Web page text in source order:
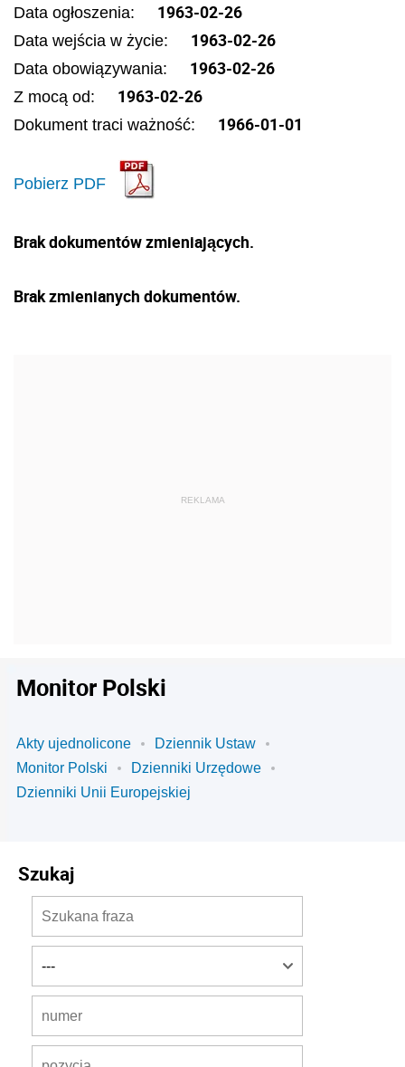
Data ogłoszenia: 1963-02-26
Data wejścia w życie: 1963-02-26
Data obowiązywania: 1963-02-26
Z mocą od: 1963-02-26
Dokument traci ważność: 1966-01-01
Pobierz PDF
Brak dokumentów zmieniających.
Brak zmienianych dokumentów.
Monitor Polski
Akty ujednolicone
Dziennik Ustaw
Monitor Polski
Dzienniki Urzędowe
Dzienniki Unii Europejskiej
Szukaj